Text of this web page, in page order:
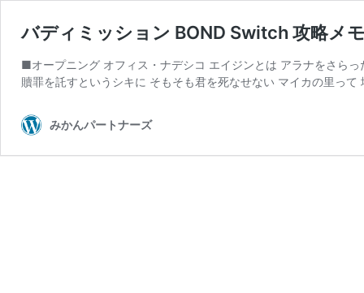
バディミッション BOND Switch 攻略メ
■オープニング オフィス・ナデシコ エイジンとは アラナをさら
贖罪を託すというシキに そもそも君を死なせない マイカの里っ
みかんパートナーズ